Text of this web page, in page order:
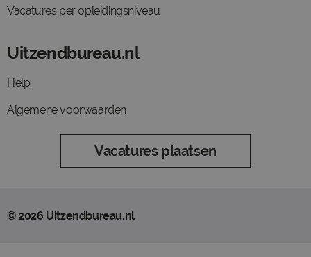
Vacatures per opleidingsniveau
Uitzendbureau.nl
Help
Algemene voorwaarden
Vacatures plaatsen
© 2026 Uitzendbureau.nl